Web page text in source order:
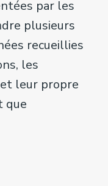
par les
plusieurs
recueillies
les
leur propre
que